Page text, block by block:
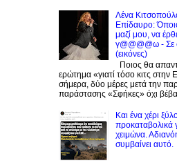
Λένα
Επίδαυρο:
μαζί μου, να
γ@@@@ω - Σε
(εικόνες)
Ποιος θα
ερώτημα «γιατί τόσο κιτς στην
σήμερα, δύο μέρες μετά την
παράστασης «Σφήκες» όχι
Και ένα χέρι
προκαταβολικά
χειμώνα.
συμβαίνει αυτό.